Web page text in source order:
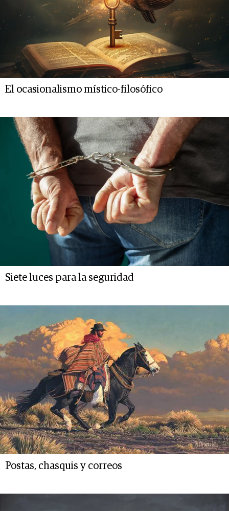
El ocasionalismo místico-filosófico
Siete luces para la seguridad
Postas, chasquis y correos